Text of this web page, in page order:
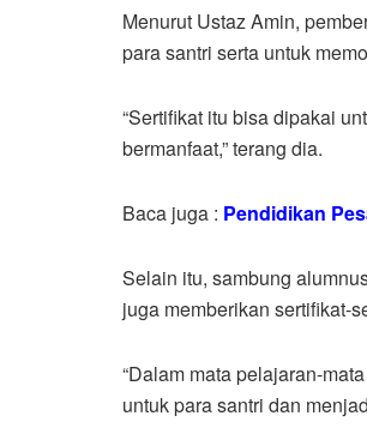
Menurut Ustaz Amin,
para santri serta untuk
“Sertifikat itu bisa dipakai
bermanfaat,” terang dia.
Baca juga : Pendidikan
Selain itu, sambung
juga memberikan sertifikat-
“Dalam mata pelajaran-
untuk para santri dan